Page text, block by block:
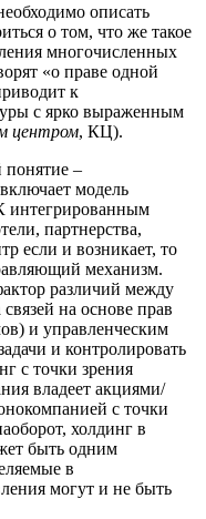
описать
о том, что же такое
многочисленных
«о праве одной
к
с ярко выраженным
центром, КЦ).
понятие –
модель
интегрированным
партнерства,
если и возникает, то
механизм.
различий между
на основе прав
и управленческим
и контролировать
с точки зрения
владеет акциями/
с точки
холдинг в
быть одним
в
могут и не быть